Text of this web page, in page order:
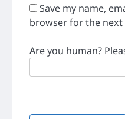
Save my name,
browser for the
Are you human?